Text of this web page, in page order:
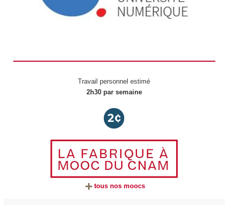
Travail personnel estimé
2h30 par semaine
tous nos moocs